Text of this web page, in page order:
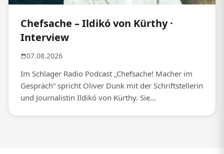
Chefsache – Ildikó von Kürthy ·
Interview
07.08.2026
Im Schlager Radio Podcast „Chefsache! Macher im
Gespräch“ spricht Oliver Dunk mit der Schriftstellerin
und Journalistin Ildikó von Kürthy. Sie...